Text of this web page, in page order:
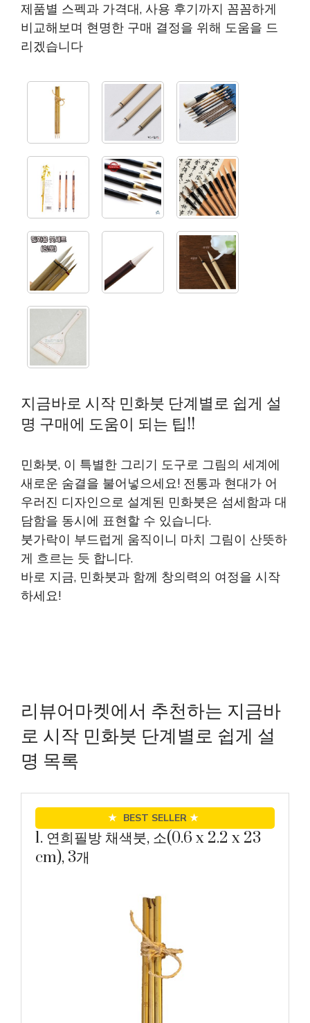
제품별 스펙과 가격대, 사용 후기까지 꼼꼼하게
비교해보며 현명한 구매 결정을 위해 도움을 드
리겠습니다
지금바로 시작 민화붓 단계별로 쉽게 설
명 구매에 도움이 되는 팁!!
민화붓, 이 특별한 그리기 도구로 그림의 세계에
새로운 숨결을 불어넣으세요! 전통과 현대가 어
우러진 디자인으로 설계된 민화붓은 섬세함과 대
담함을 동시에 표현할 수 있습니다.
붓가락이 부드럽게 움직이니 마치 그림이 산뜻하
게 흐르는 듯 합니다.
바로 지금, 민화붓과 함께 창의력의 여정을 시작
하세요!
리뷰어마켓에서 추천하는 지금바
로 시작 민화붓 단계별로 쉽게 설
명 목록
★ BEST SELLER ★
1. 연희필방 채색붓, 소(0.6 x 2.2 x 23
cm), 3개